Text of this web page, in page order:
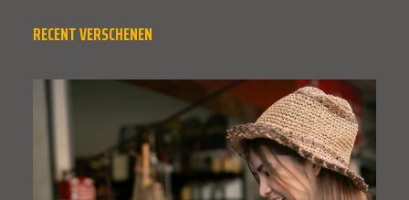
RECENT VERSCHENEN